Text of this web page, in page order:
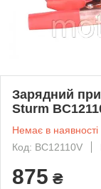
Зарядний
Sturm
Немає в наявності
Код: BC12110V
875 ₴